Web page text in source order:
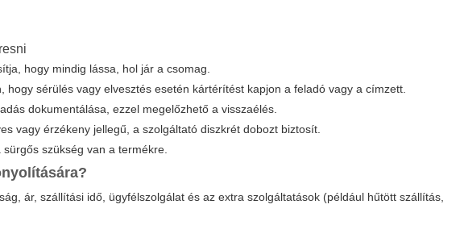
hogy mindig lássa, hol jár a csomag.
sérülés vagy elvesztés esetén kártérítést kapjon a feladó vagy a címzett.
dokumentálása, ezzel megelőzhető a visszaélés.
vagy érzékeny jellegű, a szolgáltató diszkrét dobozt biztosít.
szükség van a termékre.
ár, szállítási idő, ügyfélszolgálat és az extra szolgáltatások (például hűtött szállítás,